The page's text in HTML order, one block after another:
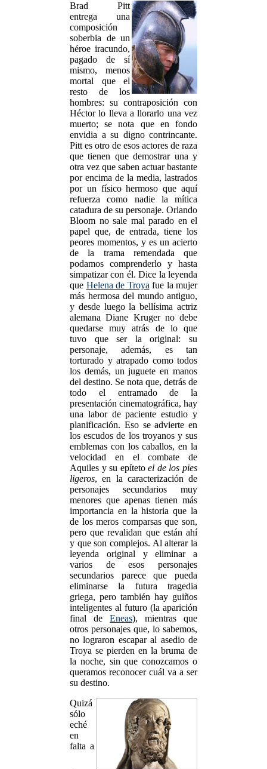
Brad Pitt
entrega una
composición
soberbia de un
héroe iracundo,
pagado de sí
mismo, menos
mortal que el
resto de los
hombres: su contraposición con
Héctor lo lleva a llorarlo una vez
muerto; se nota que en fondo
envidia a su digno contrincante.
Pitt es otro de esos actores de raza
que tienen que demostrar una y
otra vez que saben actuar bastante
por encima de la media, lastrados
por un físico hermoso que aquí
refuerza como nadie la mítica
catadura de su personaje. Orlando
Bloom no sale mal parado en el
papel que, de entrada, tiene los
peores momentos, y es un acierto
de la trama remendada que
podamos comprenderlo y hasta
simpatizar con él. Dice la leyenda
que Helena de Troya fue la mujer
más hermosa del mundo antiguo,
y desde luego la bellísima actriz
alemana Diane Kruger no debe
quedarse muy atrás de lo que
tuvo que ser la original: su
personaje, además, es tan
torturado y atrapado como todos
los demás, un juguete en manos
del destino. Se nota que, detrás de
todo el entramado de la
presentación cinematográfica, hay
una labor de paciente estudio y
planificación. Eso se advierte en
los escudos de los troyanos y sus
emblemas con los caballos, en la
velocidad en el combate de
Aquiles y su epítetoel de los pies
ligeros, en la caracterización de
personajes secundarios muy
menores que apenas tienen más
importancia en la historia que la
de los meros comparsas que son,
pero que revalidan que están ahí
y que son complejos. Al alterar la
leyenda original y eliminar a
varios de esos personajes
secundarios parece que pueda
eliminarse la futura tragedia
griega, pero también hay guiños
inteligentes al futuro (la aparición
final de Eneas), mientras que
otros personajes que, lo sabemos,
no lograron escapar al asedio de
Troya se pierden en la bruma de
la noche, sin que conozcamos o
queramos reconocer cuál va a ser
su destino.
Quizá
sólo
eché
en
falta a